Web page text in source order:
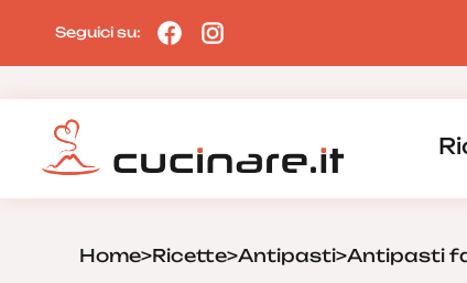
Seguici su:
Home>Ricette>Antipasti>Antipasti